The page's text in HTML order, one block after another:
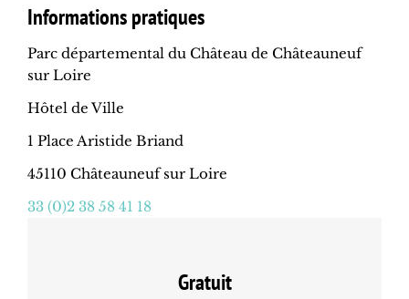
Informations pratiques
Parc départemental du Château de Châteauneuf
sur Loire
Hôtel de Ville
1 Place Aristide Briand
45110 Châteauneuf sur Loire
33 (0)2 38 58 41 18
Gratuit